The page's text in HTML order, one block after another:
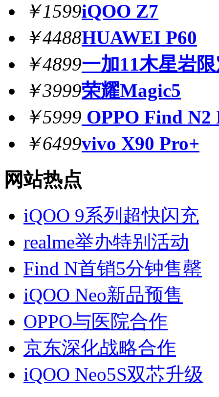
￥1599iQOO Z7
￥4488HUAWEI P60
￥4899一加11木星岩
￥3999荣耀Magic5
￥5999 OPPO Find N2
￥6499vivo X90 Pro+
网站热点
iQOO 9系列超快闪充
realme举办特别活动
Find N首销5分钟售罄
iQOO Neo新品预售
OPPO与医院合作
京东深化战略合作
iQOO Neo5S双芯升级